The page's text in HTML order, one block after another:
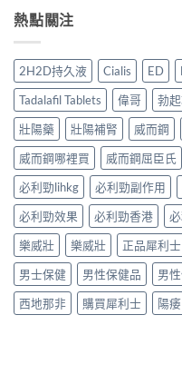
熱點關注
2H2D持久液 Cialis ED
Tadalafil Tablets
偉哥 勃
壯陽藥
壯陽補腎 威而鋼
威而鋼哪裡買
威而鋼屈臣氏
必利勁lihkg
必利勁副作用
必利勁效果
必利勁香港
樂威壯
樂威壯 正品犀利士
男士保健
男性保健品 男
西地那非
購買犀利士 陽痿